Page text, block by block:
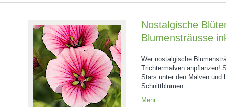
Nostalgische
Blumensträusse
Wer nostalgische
Trichtermalven anpflanzen!
Stars unter den Malven und
Schnittblumen.
Mehr